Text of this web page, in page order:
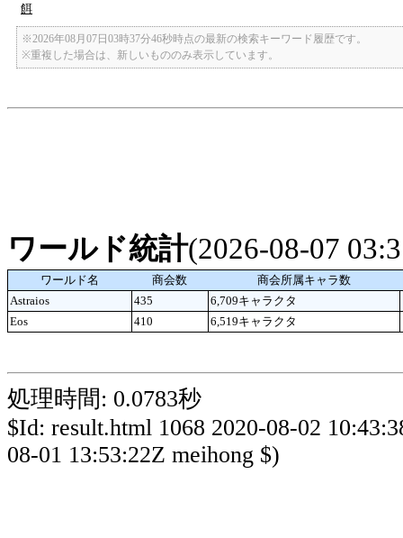
餌
※2026年08月07日03時37分46秒時点の最新の検索キーワード履歴です。
※重複した場合は、新しいもののみ表示しています。
ワールド統計(2026-08-07
ワールド名 商会数
商会所属キャラ数
Astraios
435 6,709キャラクタ
Eos
410 6,519キャラクタ
処理時間: 0.0783秒
$Id: result.html 1068 2020-08-02
08-01 13:53:22Z meihong $)